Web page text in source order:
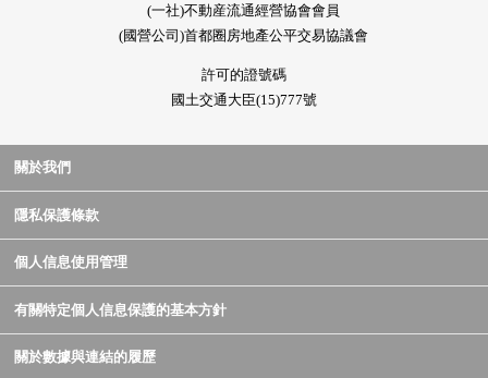
(一社)不動産流通經營協會會員
(國營公司)首都圈房地產公平交易協議會
許可的證號碼
國土交通大臣(15)777號
關於我們
隱私保護條款
個人信息使用管理
有關特定個人信息保護的基本方針
關於數據與連結的履歷